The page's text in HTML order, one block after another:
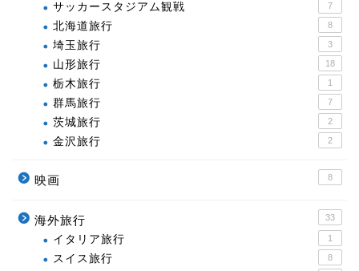
サッカースタジアム観戦 7
北海道旅行 8
埼玉旅行 3
山形旅行 18
栃木旅行 1
群馬旅行 7
茨城旅行 2
金沢旅行 2
映画 8
海外旅行 33
イタリア旅行 1
スイス旅行 8